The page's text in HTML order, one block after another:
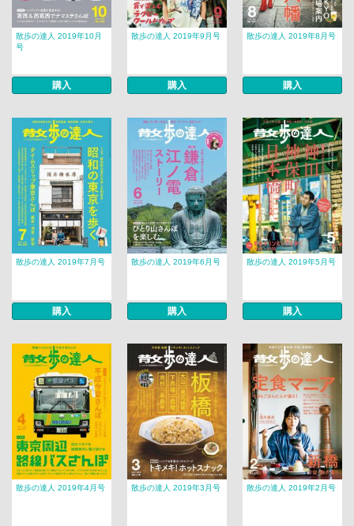
散歩の達人 2019年10月
号
購入
散歩の達人 2019年9月号
購入
散歩の達人 2019年8月号
購入
散歩の達人 2019年7月号
購入
散歩の達人 2019年6月号
購入
散歩の達人 2019年5月号
購入
散歩の達人 2019年4月号 散歩の達人 2019年3月号 散歩の達人 2019年2月号